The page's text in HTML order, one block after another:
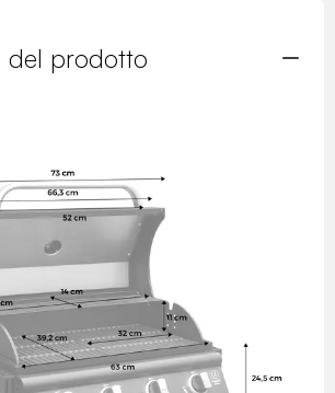
del prodotto